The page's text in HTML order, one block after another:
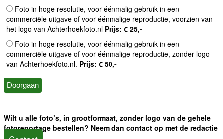
Foto in hoge resolutie, voor éénmalig gebruik in een
commerciële uitgave of voor éénmalige reproductie, voorzien van
het logo van Achterhoekfoto.nl Prijs: € 25,-
Foto in hoge resolutie, voor éénmalig gebruik in een
commerciële uitgave of voor éénmalige reproductie, zonder logo
van Achterhoekfoto.nl. Prijs: € 50,-
Wilt u alle foto’s, in grootformaat, zonder logo van de gehele
fotoreportage bestellen? Neem dan contact op met de redactie